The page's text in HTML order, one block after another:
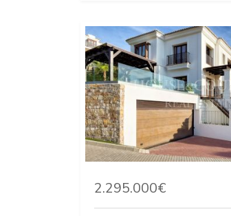
2.295.000€